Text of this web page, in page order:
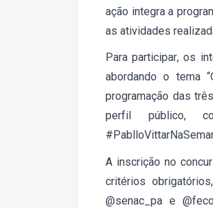
ação integra a
as atividades
Para participar, os
abordando o tema
programação das
perfil público,
A inscrição no
critérios
@senac_pa e